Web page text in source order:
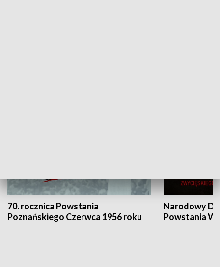
70. rocznica Powstania
Poznańskiego Czerwca 1956 roku
Narodowy
Powstania